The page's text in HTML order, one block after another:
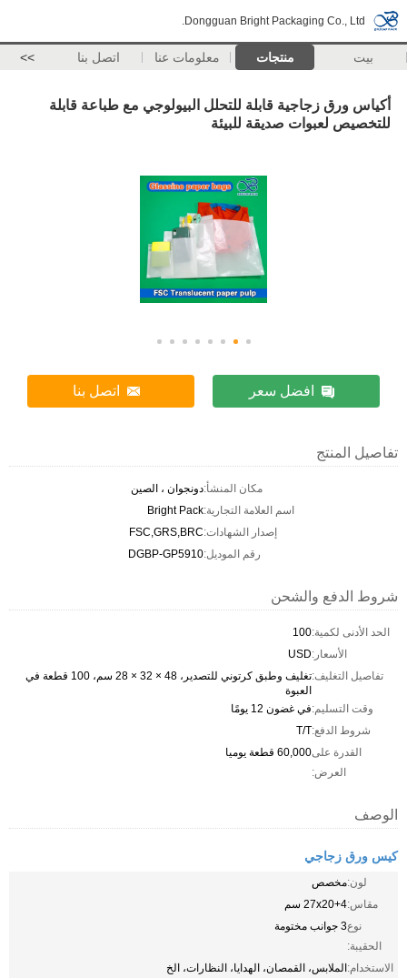
Dongguan Bright Packaging Co., Ltd.
بيت منتجات معلومات عنا اتصل بنا >>
أكياس ورق زجاجية قابلة للتحلل البيولوجي مع طباعة قابلة
للتخصيص لعبوات صديقة للبيئة
افضل سعر اتصل بنا
تفاصيل المنتج
مكان المنشأ:دونجوان ، الصين
اسم العلامة التجارية:Bright Pack
إصدار الشهادات:FSC,GRS,BRC
رقم الموديل:DGBP-GP5910
شروط الدفع والشحن
الحد الأدنى لكمية:100
الأسعار:USD
تفاصيل التغليف:
تغليف وطبق كرتوني للتصدير، 48 × 32 × 28 سم، 100 قطعة في
العبوة
وقت التسليم:في غضون 12 يومًا
شروط الدفع:T/T
القدرة على
العرض:
60,000 قطعة يوميا
الوصف
كيس ورق زجاجي
لون:مخصص
مقاس:27x20+4 سم
نوع
الحقيبة:
3 جوانب مختومة
الاستخدام:الملابس، القمصان، الهدايا، النظارات، الخ